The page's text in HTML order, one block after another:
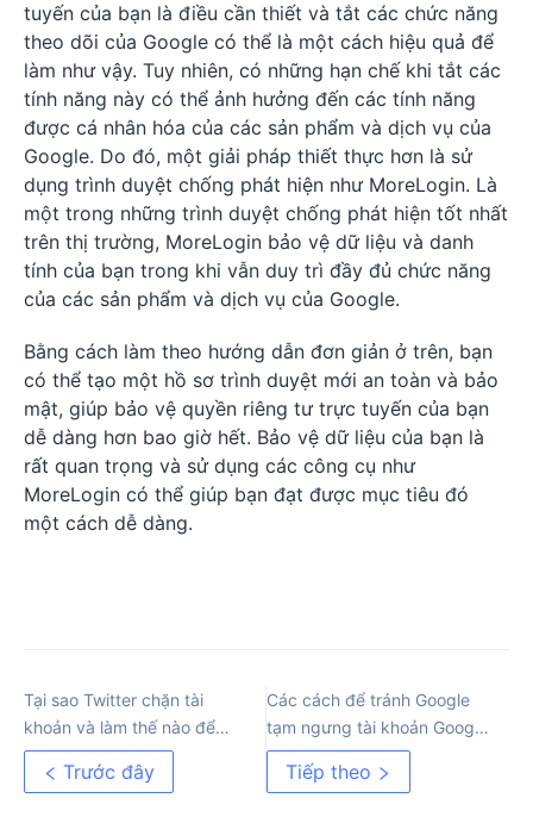
tuyến của bạn là điều cần thiết và tắt các chức năng
theo dõi của Google có thể là một cách hiệu quả để
làm như vậy. Tuy nhiên, có những hạn chế khi tắt các
tính năng này có thể ảnh hưởng đến các tính năng
được cá nhân hóa của các sản phẩm và dịch vụ của
Google. Do đó, một giải pháp thiết thực hơn là sử
dụng trình duyệt chống phát hiện như MoreLogin. Là
một trong những trình duyệt chống phát hiện tốt nhất
trên thị trường, MoreLogin bảo vệ dữ liệu và danh
tính của bạn trong khi vẫn duy trì đầy đủ chức năng
của các sản phẩm và dịch vụ của Google.
Bằng cách làm theo hướng dẫn đơn giản ở trên, bạn
có thể tạo một hồ sơ trình duyệt mới an toàn và bảo
mật, giúp bảo vệ quyền riêng tư trực tuyến của bạn
dễ dàng hơn bao giờ hết. Bảo vệ dữ liệu của bạn là
rất quan trọng và sử dụng các công cụ như
MoreLogin có thể giúp bạn đạt được mục tiêu đó
một cách dễ dàng.
Tại sao Twitter chặn tài
khoản và làm thế nào để
ngăn chặn điều này
Trước đây
Các cách để tránh Google
tạm ngưng tài khoản Google
Ads của bạn
Tiếp theo